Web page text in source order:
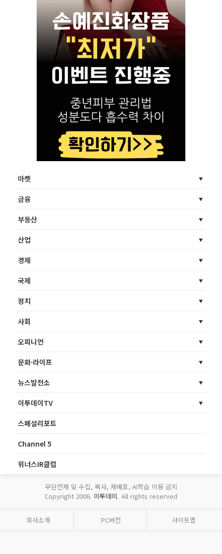
마켓
금융
부동산
산업
경제
국제
정치
사회
오피니언
문화·라이프
뉴스발전소
이투데이TV
스페셜리포트
Channel 5
위너스IR클럽
무단전재 및 수집, 복사, 재배포, AI학습 이용 금지
Copyright 2006. 이투데이. All rights reserved
회사소개 PC버전 사이트맵